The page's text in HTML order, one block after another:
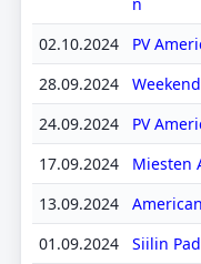
02.10.2024 PV
28.09.2024
24.09.2024
PV
17.09.2024
Miesten
13.09.2024
01.09.2024
Siilin